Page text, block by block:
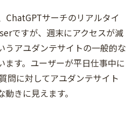
ChatGPTサーチのリアルタイ
ですが、週末にアクセスが減
うアユダンテサイトの一般的な
ます。ユーザーが平日仕事中に
問に対してアユダンテサイト
きに見えます。